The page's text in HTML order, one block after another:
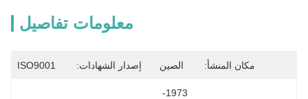
معلومات تفاصيل
مكان المنشأ: الصين إصدار الشهادات: ISO9001